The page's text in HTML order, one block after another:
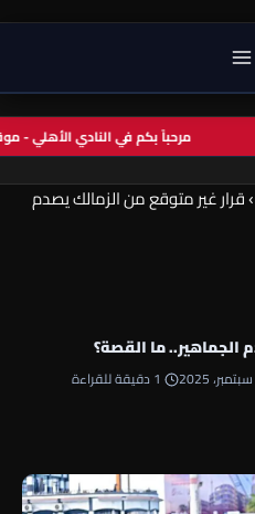
مرحباً بكم في النادي الأهلي
›قرار غير متوقع من الزمالك يصدم
الجماهير.. ما القصة؟
1 دقيقة للقراءة